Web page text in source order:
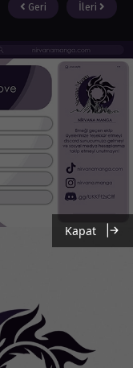
Geri İleri
Kapat